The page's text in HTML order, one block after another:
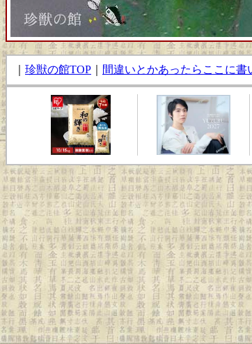
珍獣の館TOP 間違いとかあったらここに書